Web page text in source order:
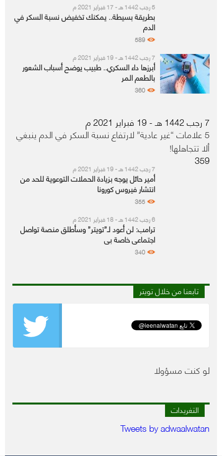
5 رجب 1442 هـ - 17 فبراير 2021 م
بطريقة بسيطة.. يمكنك تخفيض نسبة السكر في
الدم
589
7 رجب 1442 هـ - 19 فبراير 2021 م
أبرزها داء السكري.. طبيب يوضح أسباب الشعور
بالطعم المر
360
7 رجب 1442 هـ - 19 فبراير 2021 م
5 علامات “غير عادية” لارتفاع نسبة السكر في الدم ينبغي
ألا تتجاهلها!
359
7 رجب 1442 هـ - 19 فبراير 2021 م
أمير حائل يوجه بزيادة الحملات التوعوية للحد من
انتشار فيروس كورونا
355
6 رجب 1442 هـ - 18 فبراير 2021 م
ترامب: لن أعود لـ”تويتر” وسأطلق منصة تواصل
اجتماعي خاصة بي
340
تابعنا من خلال تويتر
لو كنت مسؤولا
التغريدات
Tweets by adwaalwatan